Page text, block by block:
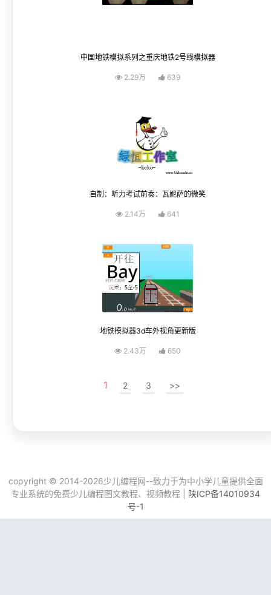
中国地铁模拟系列之重庆地铁2号线模拟器
2.29万 639
自制：听力考试前奏：瓦妮萨的微笑
2.14万 641
地铁模拟器3d车外视角更新版
2.43万 650
1 2 3 >>
copyright © 2014-2026少儿编程网--致力于为中小学儿童提供全面
专业系统的免费少儿编程图文教程、视频教程 | 陕ICP备14010934
号-1